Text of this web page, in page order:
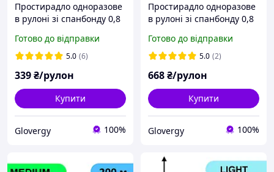
Простирадло одноразове
в рулоні зі спанбонду 0,8
Готово до відправки
5.0 (6)
339₴/рулон
Купити
Glovergy 100%
Простирадло одноразове
в рулоні зі спанбонду 0,8
Готово до відправки
5.0 (2)
668₴/рулон
Купити
Glovergy 100%